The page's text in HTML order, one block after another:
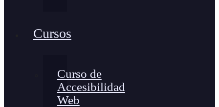
Cursos
Curso de
Accesibilidad
Web